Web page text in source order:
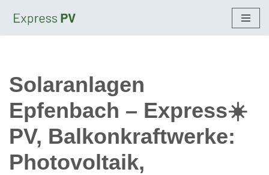
Solaranlagen
Epfenbach – Express☀️
PV, Balkonkraftwerke:
Photovoltaik,